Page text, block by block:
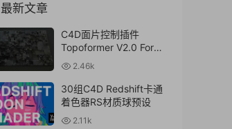
最新文章
C4D面片控制插件
Topoformer V2.0 For
Cinema 4D R23 – 2024
Win/Mac
2.46k
30组C4D Redshift卡通
着色器RS材质球预设
2.11k